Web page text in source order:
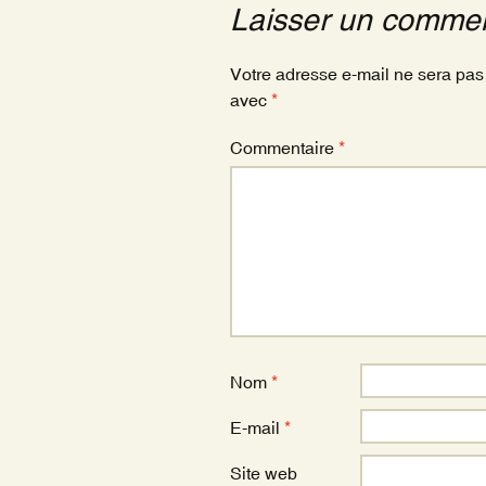
o
o
k
Laisser un
Votre adresse e-mail ne sera pas
avec *
Commentaire *
Nom *
E-mail *
Site web